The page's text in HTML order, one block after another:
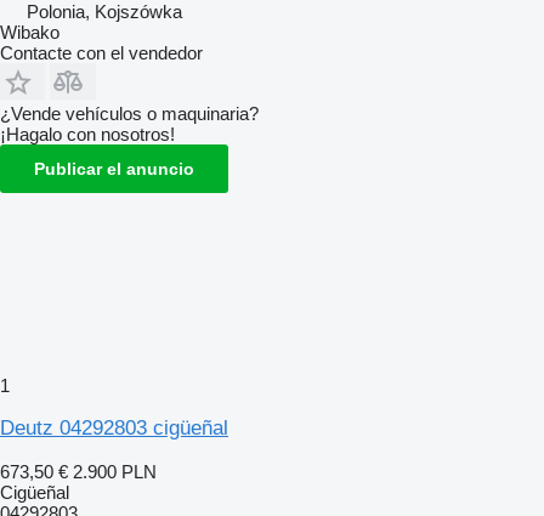
Polonia, Kojszówka
Wibako
Contacte con el vendedor
¿Vende vehículos o maquinaria?
¡Hagalo con nosotros!
Publicar el anuncio
1
Deutz 04292803 cigüeñal
673,50 € 2.900 PLN
Cigüeñal